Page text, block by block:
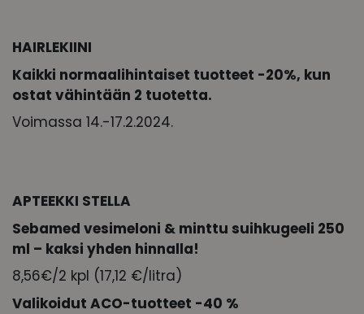
HAIRLEKIINI
Kaikki normaalihintaiset tuotteet -20%, kun
ostat vähintään 2 tuotetta.
Voimassa 14.-17.2.2024.
APTEEKKI STELLA
Sebamed vesimeloni & minttu suihkugeeli 250
ml – kaksi yhden hinnalla!
8,56€/2 kpl (17,12 €/litra)
Valikoidut ACO-tuotteet -40 %